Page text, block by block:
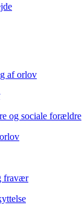
af orlov
og sociale forældre
fravær